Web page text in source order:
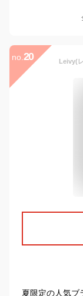
no. 20 Leivy(
夏限定の人気ブ